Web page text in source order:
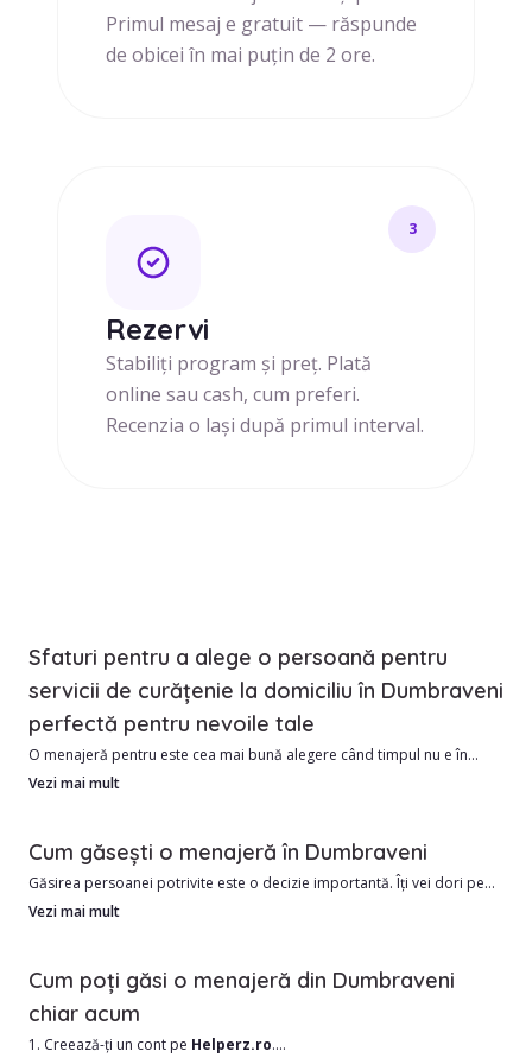
Primul mesaj e gratuit — răspunde
de obicei în mai puțin de 2 ore.
3
Rezervi
Stabiliți program și preț. Plată
online sau cash, cum preferi.
Recenzia o lași după primul interval.
Sfaturi pentru a alege o persoană pentru
servicii de curățenie la domiciliu în Dumbraveni
perfectă pentru nevoile tale
O menajeră pentru este cea mai bună alegere când timpul nu e în
favoarea ta.
Avantajele angajării unui menajere din Dumbraveni includ:
1. Costul este de obicei mai mic decât o firmă de curățenie
2. Îngrijire personalizată în funcție de nevoile tale
Vezi mai mult
Cum găsești o menajeră în Dumbraveni
Găsirea persoanei potrivite este o decizie importantă. Îți vei dori pe
cineva de încredere, onest și răbdător. Cel mai bun mod de a găsi o
1. Există multe lucruri de luat în considerare:
2. Care este experiența lor de muncă?
3. Cum ar ajunge la tine acasă?
4. Se poate adapta nevoilor tale?
Vezi mai mult
Cum poți găsi o menajeră din Dumbraveni
chiar acum
1. Creează-ți un cont pe Helperz.ro.